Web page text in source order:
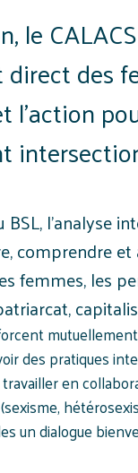
le
direct des
l’action
BSL, l’analyse
comprendre
femmes, les
des pratiques
en
un dialogue